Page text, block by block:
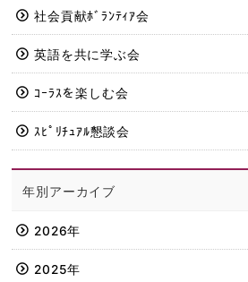
社会貢献ﾎﾞﾗﾝﾃｨｱ会
英語を共に学ぶ会
ｺｰﾗｽを楽しむ会
ｽﾋﾟﾘﾁｭｱﾙ懇談会
年別アーカイブ
2026年
2025年